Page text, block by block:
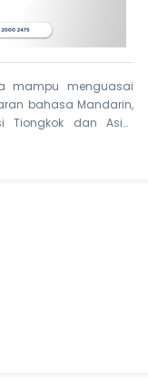
mampu menguasai
bahasa Mandarin,
Tiongkok dan Asia.
menumbuhkan